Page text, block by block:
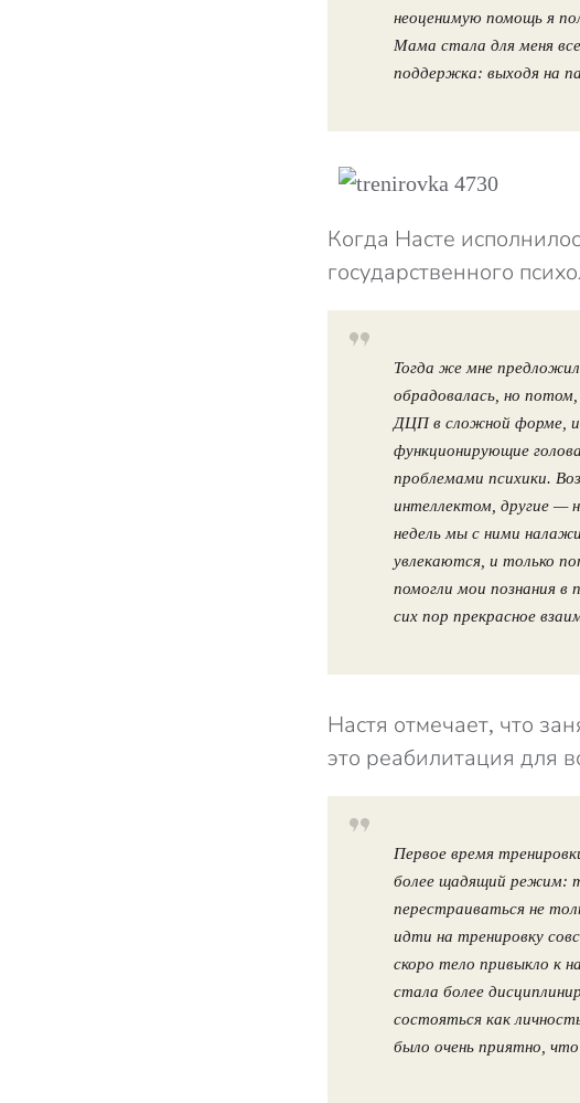
неоценимую помощь я
Мама стала для меня
поддержка: выходя на
Когда Насте
государственного
Тогда же мне
обрадовалась, но
ДЦП в сложной форме,
функционирующие
проблемами психики.
интеллектом, другие —
недель мы с ними
увлекаются, и только
помогли мои познания в
сих пор прекрасное
Настя отмечает, что
это реабилитация для
Первое время
более щадящий режим:
перестраиваться не
идти на тренировку
скоро тело привыкло к
стала более
состояться как
было очень приятно,